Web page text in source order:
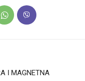
I MAGNETNA